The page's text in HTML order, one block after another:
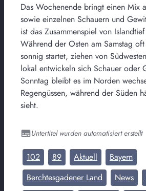
Das Wochenende bringt einen Mix
sowie einzelnen Schauern und
ist das Zusammenspiel von
Während der Osten am Samstag
sonnig startet, ziehen von
lokal entwickeln sich Schauer oder
Sonntag bleibt es im Norden
Regengüssen, während der Süden
sieht.
Untertitel wurden automatisiert erstellt
102 89 Aktuell
Bayern
Berchtesgadener Land
News